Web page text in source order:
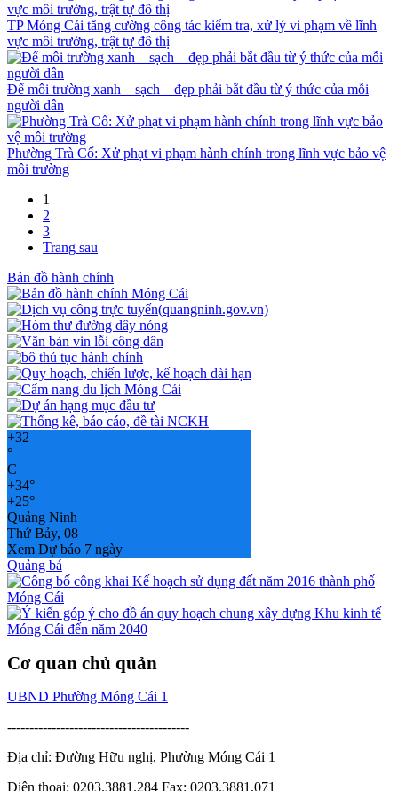
TP Móng Cái tăng cường công tác kiểm tra, xử lý vi phạm về lĩnh
vực môi trường, trật tự đô thị
Để môi trường xanh – sạch – đẹp phải bắt đầu từ ý thức của mỗi
người dân
Phường Trà Cổ: Xử phạt vi phạm hành chính trong lĩnh vực bảo vệ
môi trường
1
2
3
Trang sau
Bản đồ hành chính
+32
°
C
+34°
+25°
Quảng Ninh
Thứ Bảy, 08
Xem Dự báo 7 ngày
Quảng bá
Cơ quan chủ quản
UBND Phường Móng Cái 1
-----------------------------------------
Địa chỉ: Đường Hữu nghị, Phường Móng Cái 1
Điện thoại: 0203.3881.284 Fax: 0203.3881.071